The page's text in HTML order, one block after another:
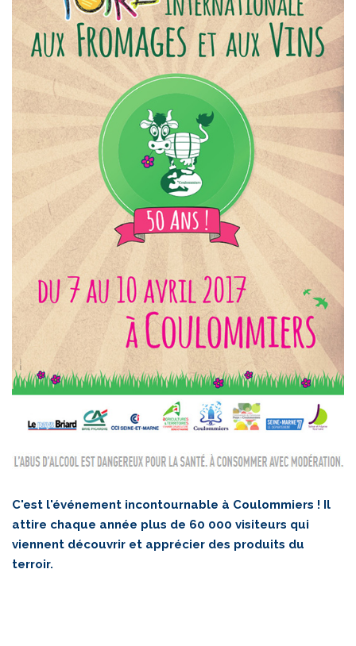
C'est l'événement incontournable à Coulommiers ! Il
attire chaque année plus de 60 000 visiteurs qui
viennent découvrir et apprécier des produits du
terroir.